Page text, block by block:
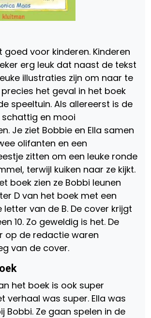
goed voor kinderen. Kinderen
erg leuk dat naast de tekst
illustraties zijn om naar te
precies het geval in het boek
speeltuin. Als allereerst is de
en mooi
Je ziet Bobbie en Ella samen
olifanten en een
zitten om een leuke ronde
terwijl kuiken naar ze kijkt.
boek zien ze Bobbi leunen
D van het boek met een
van de B. De cover krijgt
10. Zo geweldig is het. De
op de redactie waren
van de cover.
het boek is ook super
verhaal was super. Ella was
Bobbi. Ze gaan spelen in de